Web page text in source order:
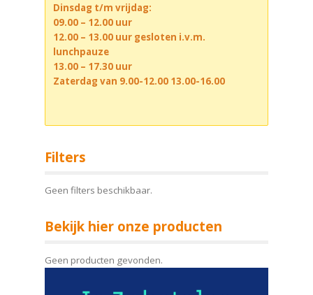
Dinsdag t/m vrijdag:
09.00 – 12.00 uur
12.00 – 13.00 uur gesloten i.v.m.
lunchpauze
13.00 – 17.30 uur
Zaterdag van 9.00-12.00 13.00-16.00
Filters
Geen filters beschikbaar.
Bekijk hier onze producten
Geen producten gevonden.